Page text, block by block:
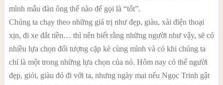
mình mẫu đàn ông thế nào để gọi là “tốt”.
Chúng ta chạy theo những giá trị như đẹp, giàu, xài điện thoại
xịn, đi xe đắt tiền… thì nên biết rằng những người như vậy, sẽ có
nhiều lựa chọn đối tượng cặp kè cùng mình và có khi chúng ta
chỉ là một trong những lựa chọn của nó. Hôm nay có thể người
đẹp, giỏi, giàu đó đi với ta, nhưng ngày mai nếu Ngọc Trinh gật